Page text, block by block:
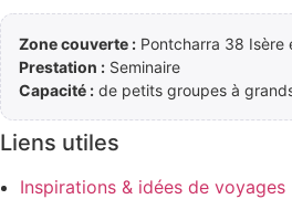
Zone couverte : Pontcharra 38 Isère
Prestation : Seminaire
Capacité : de petits groupes à
Liens utiles
Inspirations & idées de voyages